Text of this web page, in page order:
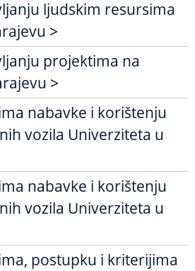
ljudskim resursima
>
projektima na
>
nabavke i korištenju
vozila Univerziteta u
nabavke i korištenju
vozila Univerziteta u
postupku i kriterijima